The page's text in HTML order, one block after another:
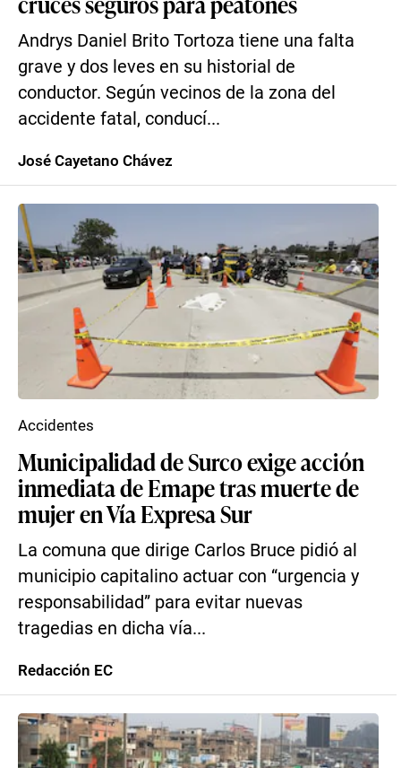
Andrys Daniel Brito Tortoza tiene una falta
grave y dos leves en su historial de
conductor. Según vecinos de la zona del
accidente fatal, conducí...
José Cayetano Chávez
Municipalidad de Surco exige acción
inmediata de Emape tras muerte de
mujer en Vía Expresa Sur
La comuna que dirige Carlos Bruce pidió al
municipio capitalino actuar con “urgencia y
responsabilidad” para evitar nuevas
tragedias en dicha vía...
Accidentes
Redacción EC